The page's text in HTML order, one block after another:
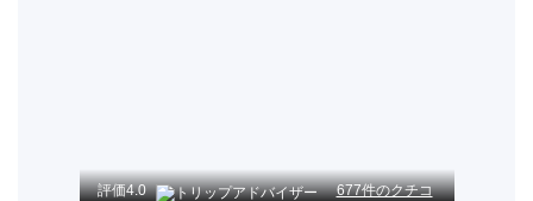
評価4.0
677件のクチコ